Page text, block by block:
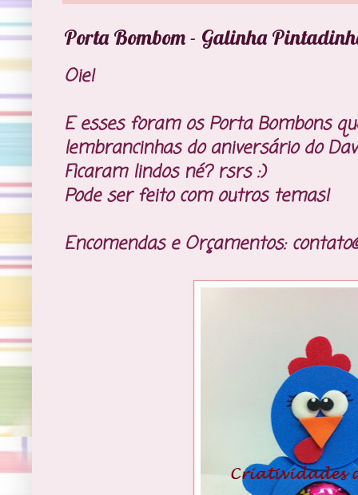
Porta Bombom - Galinha
Oie!
E esses foram os Porta Bombons
lembrancinhas do aniversário do
Ficaram lindos né? rsrs :)
Pode ser feito com outros temas!
Encomendas e Orçamentos: